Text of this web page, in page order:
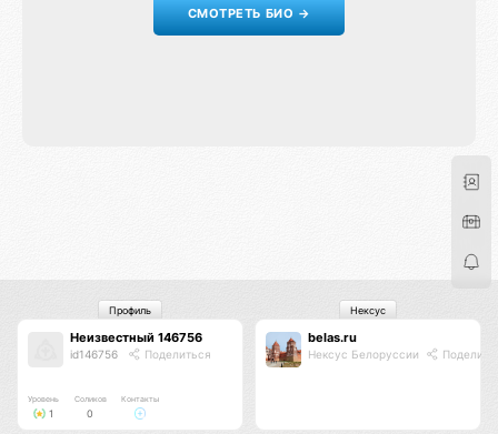
СМОТРЕТЬ БИО →
Неизвестный 146756
id146756 Поделиться
Уровень
1
Соликов
0
Контакты
Профиль
belas.ru
Нексус Белоруссии
Нексус